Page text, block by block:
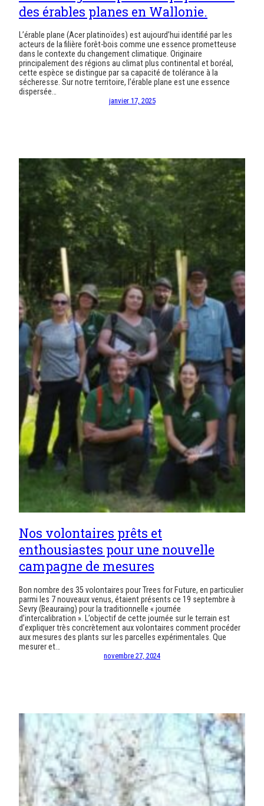
des érables planes en Wallonie.
L’érable plane (Acer platinoïdes) est aujourd’hui identifié par les
acteurs de la filière forêt-bois comme une essence prometteuse
dans le contexte du changement climatique. Originaire
principalement des régions au climat plus continental et boréal,
cette espèce se distingue par sa capacité de tolérance à la
sécheresse. Sur notre territoire, l’érable plane est une essence
dispersée…
janvier 17, 2025
Nos volontaires prêts et
enthousiastes pour une nouvelle
campagne de mesures
Bon nombre des 35 volontaires pour Trees for Future, en particulier
parmi les 7 nouveaux venus, étaient présents ce 19 septembre à
Sevry (Beauraing) pour la traditionnelle « journée
d’intercalibration ». L’objectif de cette journée sur le terrain est
d’expliquer très concrètement aux volontaires comment procéder
aux mesures des plants sur les parcelles expérimentales. Que
mesurer et…
novembre 27, 2024